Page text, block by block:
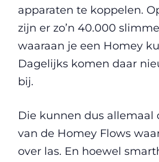
apparaten te koppelen.
zijn er zo’n 40.000
waaraan je een Homey
Dagelijks komen daar
bij.
Die kunnen dus allemaal
van de Homey Flows
over las. En hoewel